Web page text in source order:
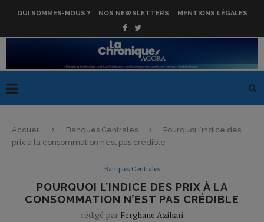
QUI SOMMES-NOUS ? NOS NEWSLETTERS MENTIONS LÉGALES
Accueil Banques Centrales
Pourquoi l’indice des
prix à la consommation n’est pas crédible
Banques Centrales
POURQUOI L’INDICE DES PRIX À LA
CONSOMMATION N’EST PAS CRÉDIBLE
rédigé par Ferghane Azihari